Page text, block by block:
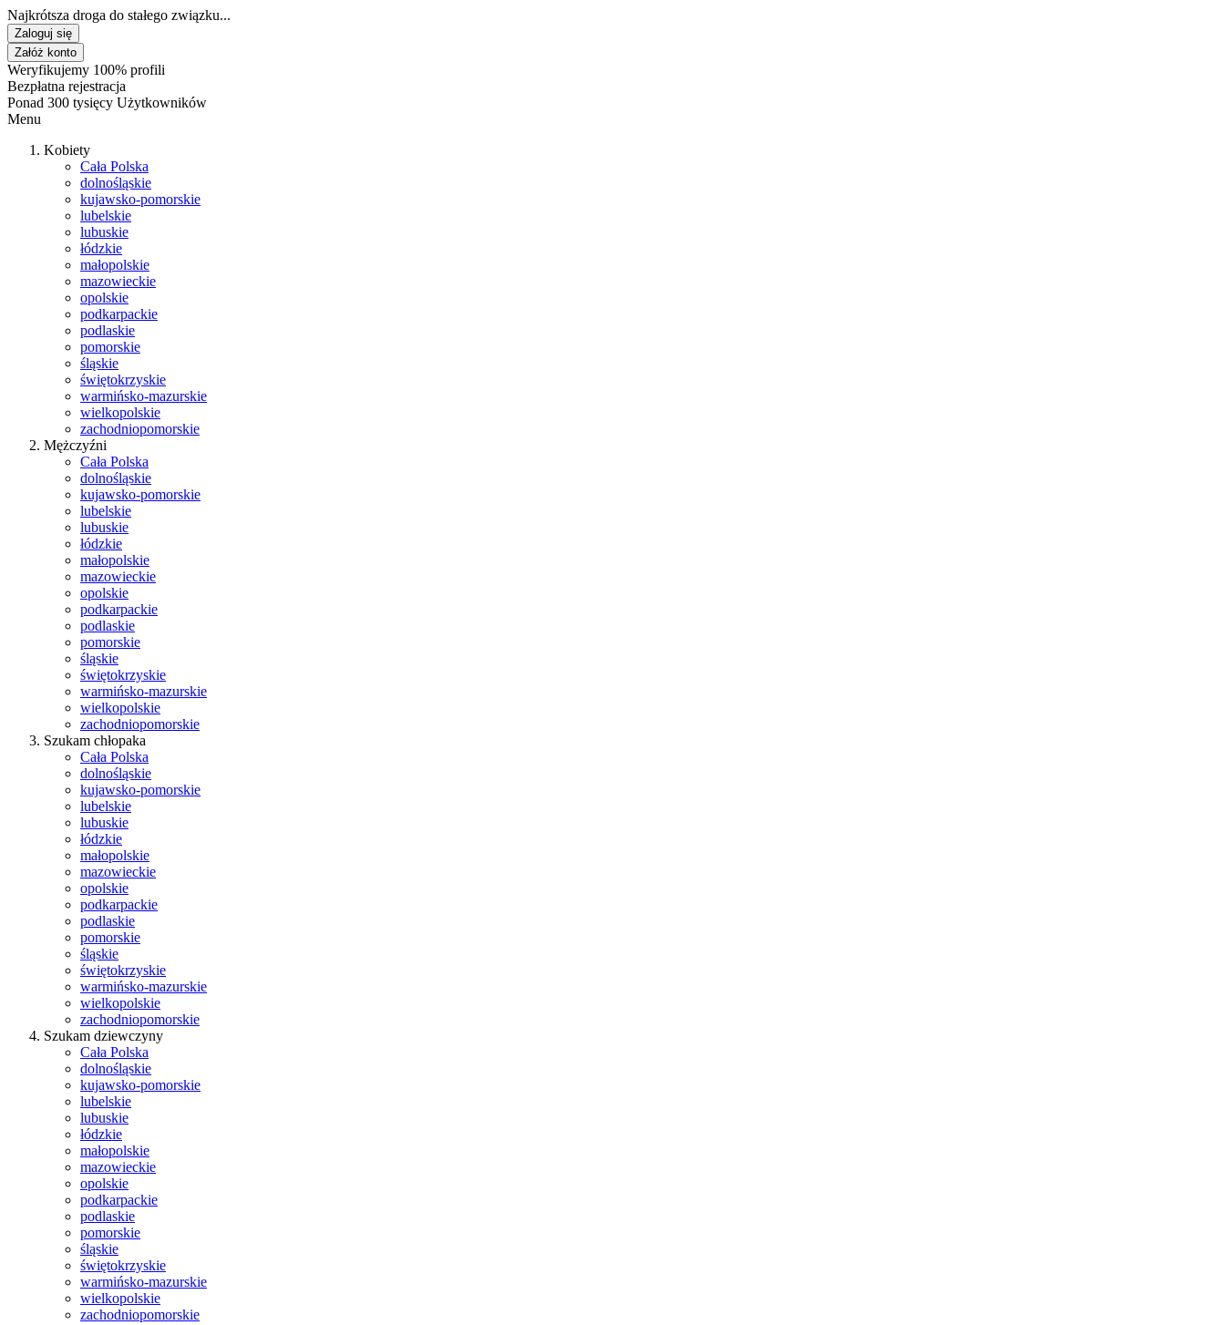
Najkrótsza droga do stałego związku...
Zaloguj się
Załóż konto
Weryfikujemy 100% profili
Bezpłatna rejestracja
Ponad 300 tysięcy Użytkowników
Menu
Kobiety
Cała Polska
dolnośląskie
kujawsko-pomorskie
lubelskie
lubuskie
łódzkie
małopolskie
mazowieckie
opolskie
podkarpackie
podlaskie
pomorskie
śląskie
świętokrzyskie
warmińsko-mazurskie
wielkopolskie
zachodniopomorskie
Mężczyźni
Cała Polska
dolnośląskie
kujawsko-pomorskie
lubelskie
lubuskie
łódzkie
małopolskie
mazowieckie
opolskie
podkarpackie
podlaskie
pomorskie
śląskie
świętokrzyskie
warmińsko-mazurskie
wielkopolskie
zachodniopomorskie
Szukam chłopaka
Cała Polska
dolnośląskie
kujawsko-pomorskie
lubelskie
lubuskie
łódzkie
małopolskie
mazowieckie
opolskie
podkarpackie
podlaskie
pomorskie
śląskie
świętokrzyskie
warmińsko-mazurskie
wielkopolskie
zachodniopomorskie
Szukam dziewczyny
Cała Polska
dolnośląskie
kujawsko-pomorskie
lubelskie
lubuskie
łódzkie
małopolskie
mazowieckie
opolskie
podkarpackie
podlaskie
pomorskie
śląskie
świętokrzyskie
warmińsko-mazurskie
wielkopolskie
zachodniopomorskie